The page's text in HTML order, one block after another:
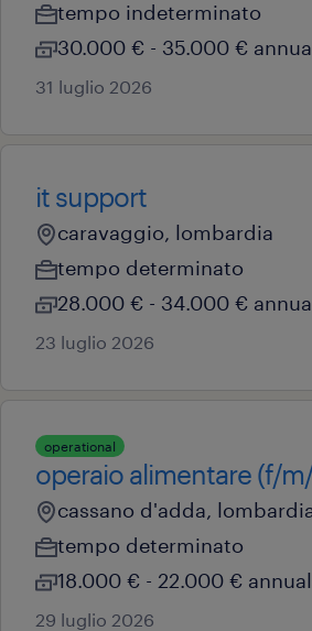
tempo indeterminato
30.000 € - 35.000 €
31 luglio 2026
it support
caravaggio, lombardia
tempo determinato
28.000 € - 34.000 €
23 luglio 2026
operational
operaio alimentare (f/
cassano d'adda,
tempo determinato
18.000 € - 22.000 €
29 luglio 2026